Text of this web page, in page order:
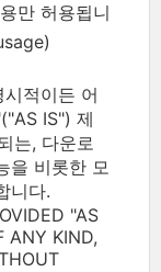
만 허용됩니
적이든 어
IS") 제
는, 다운로
을 비롯한 모
니다.
"AS
ANY KIND,